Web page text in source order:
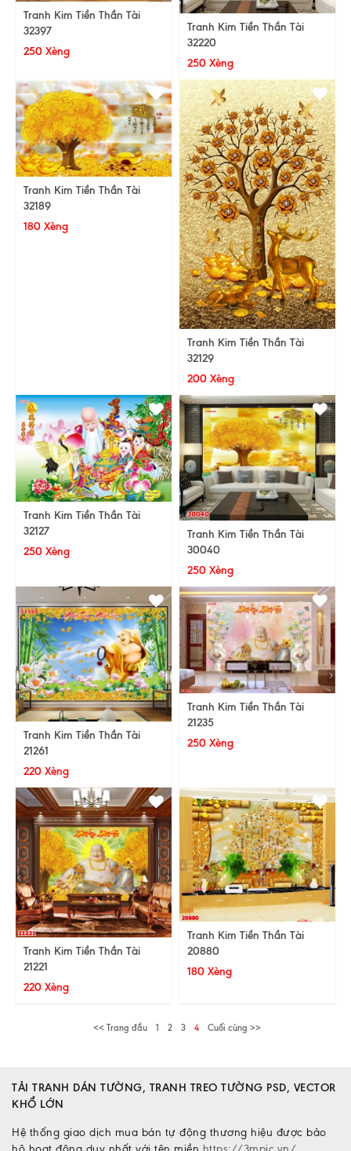
Tranh Kim Tiền Thần Tài
32397
250 Xèng
Tranh Kim Tiền Thần Tài
32220
250 Xèng
Tranh Kim Tiền Thần Tài
32189
180 Xèng
Tranh Kim Tiền Thần Tài
32129
200 Xèng
Tranh Kim Tiền Thần Tài
32127
250 Xèng
Tranh Kim Tiền Thần Tài
30040
250 Xèng
Tranh Kim Tiền Thần Tài
21261
220 Xèng
Tranh Kim Tiền Thần Tài
21235
250 Xèng
Tranh Kim Tiền Thần Tài
21221
220 Xèng
Tranh Kim Tiền Thần Tài
20880
180 Xèng
<< Trang đầu 1 2 3 4 Cuối cùng >>
TẢI TRANH DÁN TƯỜNG, TRANH TREO TƯỜNG PSD, VECTOR
KHỔ LỚN
Hệ thống giao dịch mua bán tự động thương hiệu được bảo